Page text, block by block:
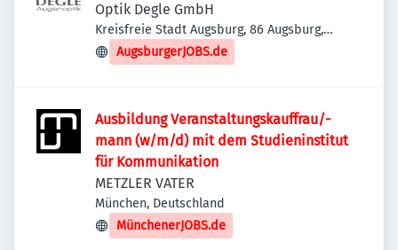
Optik Degle GmbH
Kreisfreie Stadt Augsburg, 86 Augsburg,
Deutschland
AugsburgerJOBS.de
Ausbildung Veranstaltungskauffrau/-
mann (w/m/d) mit dem Studieninstitut
für Kommunikation
METZLER VATER
München, Deutschland
MünchenerJOBS.de